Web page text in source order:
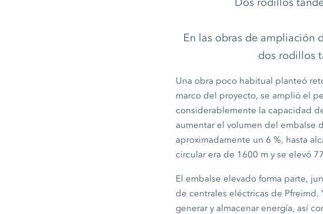
En las obras de ampliación
dos rodillos
Una obra poco habitual planteó
marco del proyecto, se amplió el
considerablemente la capacidad
aumentar el volumen del embalse
aproximadamente un 6 %, hasta
circular era de 1600 m y se elevó
El embalse elevado forma parte,
de centrales eléctricas de Pfreimd.
generar y almacenar energía, así